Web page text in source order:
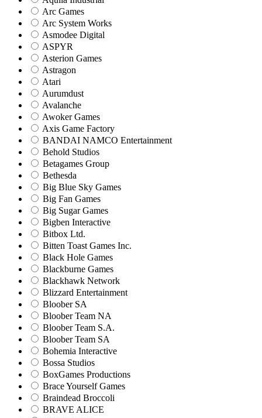
Arc Games
Arc System Works
Asmodee Digital
ASPYR
Asterion Games
Astragon
Atari
Aurumdust
Avalanche
Awoker Games
Axis Game Factory
BANDAI NAMCO Entertainment
Behold Studios
Betagames Group
Bethesda
Big Blue Sky Games
Big Fan Games
Big Sugar Games
Bigben Interactive
Bitbox Ltd.
Bitten Toast Games Inc.
Black Hole Games
Blackburne Games
Blackhawk Network
Blizzard Entertainment
Bloober SA
Bloober Team NA
Bloober Team S.A.
Bloober Team SA
Bohemia Interactive
Bossa Studios
BoxGames Productions
Brace Yourself Games
Braindead Broccoli
BRAVE ALICE